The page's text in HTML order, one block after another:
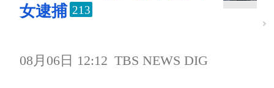
女逮捕 213
08月06日 12:12 TBS NEWS DIG